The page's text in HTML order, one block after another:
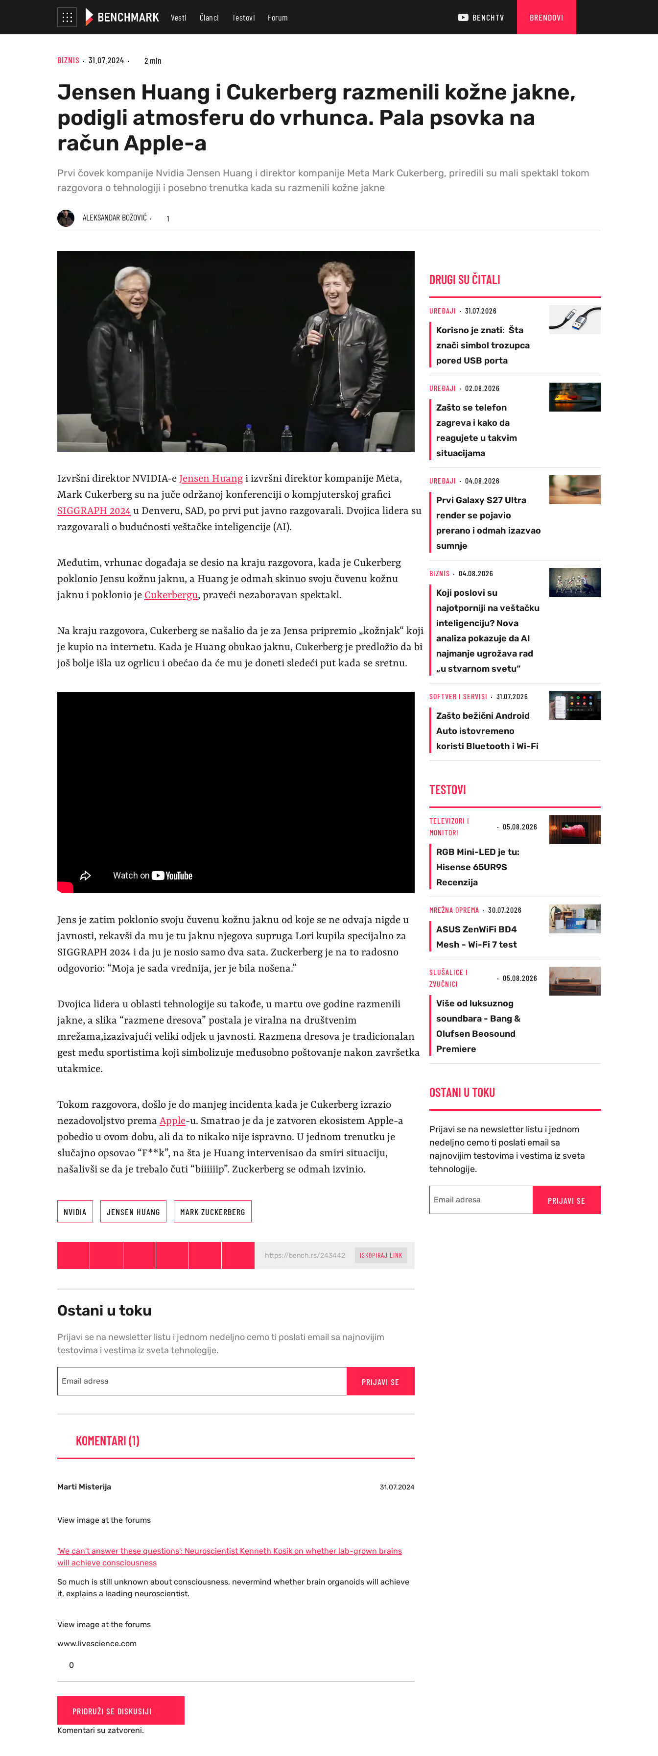
Vesti Članci Testovi Forum BENCHTV BRENDOVI
BIZNIS 31.07.2024 2 min
Jensen Huang i Cukerberg razmenili kožne jakne,
podigli atmosferu do vrhunca. Pala psovka na
račun Apple-a
Prvi čovek kompanije Nvidia Jensen Huang i direktor kompanije Meta Mark Cukerberg, priredili su mali spektakl tokom
razgovora o tehnologiji i posebno trenutka kada su razmenili kožne jakne
ALEKSANDAR BOŽOVIĆ 1
Izvršni direktor NVIDIA-e Jensen Huang i izvršni direktor kompanije Meta,
Mark Cukerberg su na juče održanoj konferenciji o kompjuterskoj grafici
SIGGRAPH 2024 u Denveru, SAD, po prvi put javno razgovarali. Dvojica lidera su
razgovarali o budućnosti veštačke inteligencije (AI).
Međutim, vrhunac događaja se desio na kraju razgovora, kada je Cukerberg
poklonio Jensu kožnu jaknu, a Huang je odmah skinuo svoju čuvenu kožnu
jaknu i poklonio je Cukerbergu, praveći nezaboravan spektakl.
Na kraju razgovora, Cukerberg se našalio da je za Jensa pripremio „kožnjak“ koji
je kupio na internetu. Kada je Huang obukao jaknu, Cukerberg je predložio da bi
još bolje išla uz ogrlicu i obećao da će mu je doneti sledeći put kada se sretnu.
Jens je zatim poklonio svoju čuvenu kožnu jaknu od koje se ne odvaja nigde u
javnosti, rekavši da mu je tu jaknu njegova supruga Lori kupila specijalno za
SIGGRAPH 2024 i da ju je nosio samo dva sata. Zuckerberg je na to radosno
odgovorio: “Moja je sada vrednija, jer je bila nošena.”
Dvojica lidera u oblasti tehnologije su takođe, u martu ove godine razmenili
jakne, a slika “razmene dresova” postala je viralna na društvenim
mrežama,izazivajući veliki odjek u javnosti. Razmena dresova je tradicionalan
gest među sportistima koji simbolizuje međusobno poštovanje nakon završetka
utakmice.
Tokom razgovora, došlo je do manjeg incidenta kada je Cukerberg izrazio
nezadovoljstvo prema Apple-u. Smatrao je da je zatvoren ekosistem Apple-a
pobedio u ovom dobu, ali da to nikako nije ispravno. U jednom trenutku je
slučajno opsovao “F**k”, na šta je Huang intervenisao da smiri situaciju,
našalivši se da je trebalo čuti “biiiiiip”. Zuckerberg se odmah izvinio.
NVIDIA JENSEN HUANG MARK ZUCKERBERG
ISKOPIRAJ LINK
Ostani u toku
Prijavi se na newsletter listu i jednom nedeljno cemo ti poslati email sa najnovijim
testovima i vestima iz sveta tehnologije.
PRIJAVI SE
KOMENTARI (1)
Marti Misterija 31.07.2024
View image at the forums
'We can't answer these questions': Neuroscientist Kenneth Kosik on whether lab-grown brains
will achieve consciousness
So much is still unknown about consciousness, nevermind whether brain organoids will achieve
it, explains a leading neuroscientist.
View image at the forums
www.livescience.com
0
PRIDRUŽI SE DISKUSIJI
Komentari su zatvoreni.
DRUGI SU ČITALI
UREĐAJI 31.07.2026
Korisno je znati: Šta
znači simbol trozupca
pored USB porta
UREĐAJI 02.08.2026
Zašto se telefon
zagreva i kako da
reagujete u takvim
situacijama
UREĐAJI 04.08.2026
Prvi Galaxy S27 Ultra
render se pojavio
prerano i odmah izazvao
sumnje
BIZNIS 04.08.2026
Koji poslovi su
najotporniji na veštačku
inteligenciju? Nova
analiza pokazuje da AI
najmanje ugrožava rad
„u stvarnom svetu“
SOFTVER I SERVISI 31.07.2026
Zašto bežični Android
Auto istovremeno
koristi Bluetooth i Wi-Fi
TESTOVI
TELEVIZORI I
MONITORI
05.08.2026
RGB Mini-LED je tu:
Hisense 65UR9S
Recenzija
MREŽNA OPREMA 30.07.2026
ASUS ZenWiFi BD4
Mesh - Wi-Fi 7 test
SLUŠALICE I
ZVUČNICI
05.08.2026
Više od luksuznog
soundbara - Bang &
Olufsen Beosound
Premiere
OSTANI U TOKU
Prijavi se na newsletter listu i jednom
nedeljno cemo ti poslati email sa
najnovijim testovima i vestima iz sveta
tehnologije.
PRIJAVI SE